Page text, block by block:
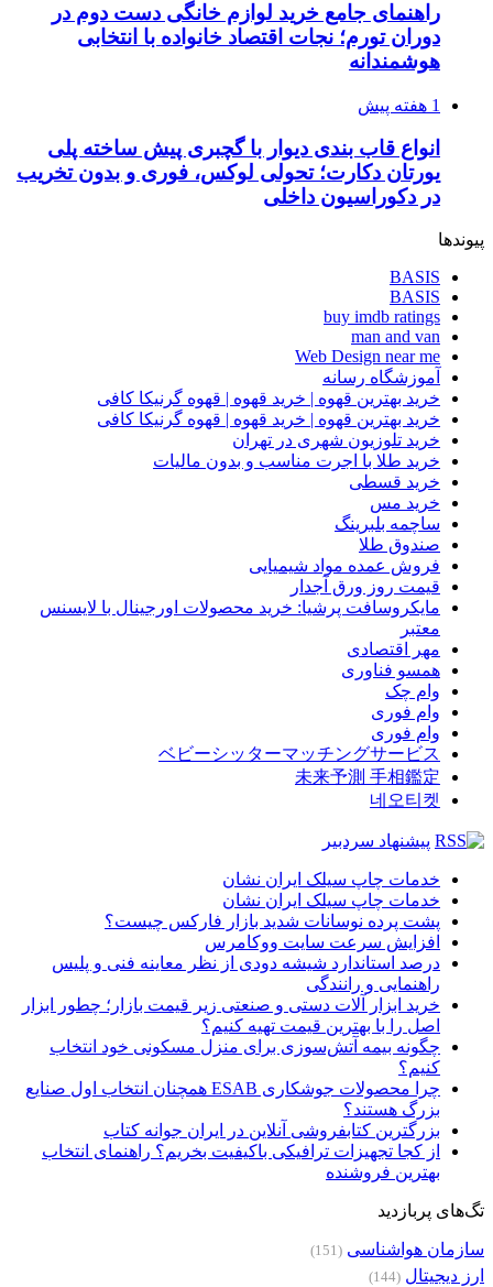
راهنمای جامع خرید لوازم خانگی دست دوم در
دوران تورم؛ نجات اقتصاد خانواده با انتخابی
هوشمندانه
1 هفته پیش
انواع قاب بندی دیوار با گچبری پیش ساخته پلی
یورتان دکارت؛ تحولی لوکس، فوری و بدون تخریب
در دکوراسیون داخلی
پیوندها
BASIS
BASIS
buy imdb ratings
man and van
Web Design near me
آموزشگاه رسانه
خرید بهترین قهوه | خرید قهوه | قهوه گرنیکا کافی
خرید بهترین قهوه | خرید قهوه | قهوه گرنیکا کافی
خرید تلوزیون شهری در تهران
خرید طلا با اجرت مناسب و بدون مالیات
خرید قسطی
خرید مس
ساچمه بلبرینگ
صندوق طلا
فروش عمده مواد شیمیایی
قیمت روز ورق آجدار
مایکروسافت پرشیا: خرید محصولات اورجینال با لایسنس
معتبر
مهر اقتصادی
همسو فناوری
وام چک
وام فوری
وام فوری
ベビーシッターマッチングサービス
未来予測 手相鑑定
네오티켓
پیشنهاد سردبیر
خدمات چاپ سیلک ایران نشان
خدمات چاپ سیلک ایران نشان
پشت پرده نوسانات شدید بازار فارکس چیست؟
افزایش سرعت سایت ووکامرس
درصد استاندارد شیشه دودی از نظر معاینه فنی و پلیس
راهنمایی و رانندگی
خرید ابزار آلات دستی و صنعتی زیر قیمت بازار؛ چطور ابزار
اصل را با بهترین قیمت تهیه کنیم؟
چگونه بیمه آتش‌سوزی برای منزل مسکونی خود انتخاب
کنیم؟
چرا محصولات جوشکاری ESAB همچنان انتخاب اول صنایع
بزرگ هستند؟
بزرگترین کتابفروشی آنلاین در ایران جوانه کتاب
از کجا تجهیزات ترافیکی باکیفیت بخریم؟ راهنمای انتخاب
بهترین فروشنده
تگ‌های پربازدید
سازمان هواشناسی (151)
ارز دیجیتال (144)